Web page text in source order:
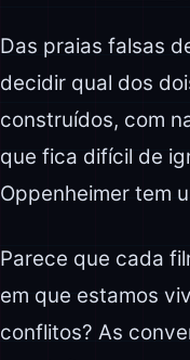
Das praias falsas
decidir qual dos
construídos, com
que fica difícil de
Oppenheimer tem
Parece que cada
em que estamos
conflitos? As